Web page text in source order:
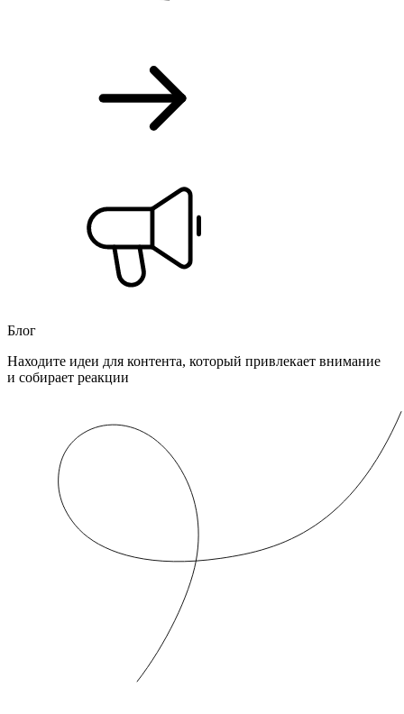
Блог
Находите идеи для контента, который привлекает внимание
и собирает реакции